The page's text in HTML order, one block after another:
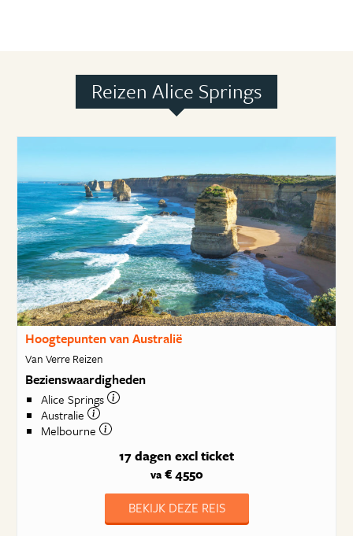
Reizen Alice Springs
Hoogtepunten van Australië
Van Verre Reizen
Bezienswaardigheden
Alice Springs
Australie
Melbourne
17 dagen excl ticket
va€ 4550
BEKIJK DEZE REIS